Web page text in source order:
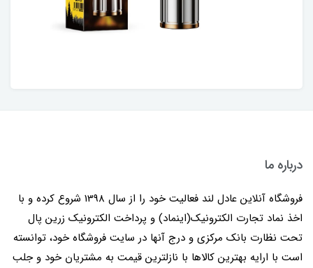
درباره ما
فروشگاه آنلاین عادل لند فعالیت خود را از سال 1398 شروع کرده و با
اخذ نماد تجارت الکترونیک(اینماد) و پرداخت الکترونیک زرین پال
تحت نظارت بانک مرکزی و درج آنها در سایت فروشگاه خود، توانسته
است با ارایه بهترین کالاها با نازلترین قیمت به مشتریان خود و جلب